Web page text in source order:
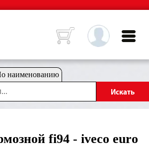
наименованию
fi94 - iveco euro